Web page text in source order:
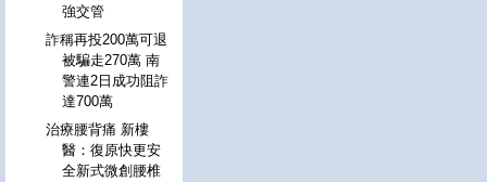
強交管
詐稱再投200萬可退
被騙走270萬 南
警連2日成功阻詐
達700萬
治療腰背痛 新樓
醫：復原快更安
全新式微創腰椎